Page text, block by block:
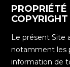
PROPRIÉTÉ
COPYRIGHT
Le présent Site
notamment les
information de